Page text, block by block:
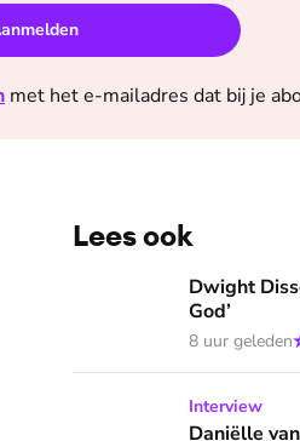
met het e-mailadres dat bij je
van mijzelf’
Lees ook
Dwight Dissels: ‘Ik leef
Dwight
God’
8 uur geleden
Daniëlle van Grondelle
Interview
Daniëlle